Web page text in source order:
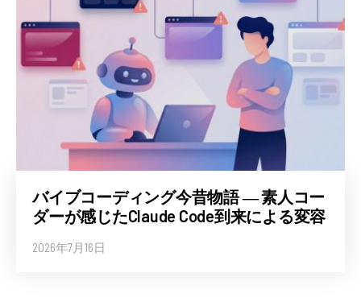
バイブコーディング今昔物語 ― 素人コー
ダーが感じたClaude Code到来による変容
2026年7月16日